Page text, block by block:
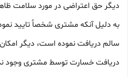
دیگر حق اعتراضی در مورد سلامت
به دلیل آنکه مشتری شخصاً تایید
سالم دریافت نموده است، دیگر
دریافت خسارت توسط مشتری وجود